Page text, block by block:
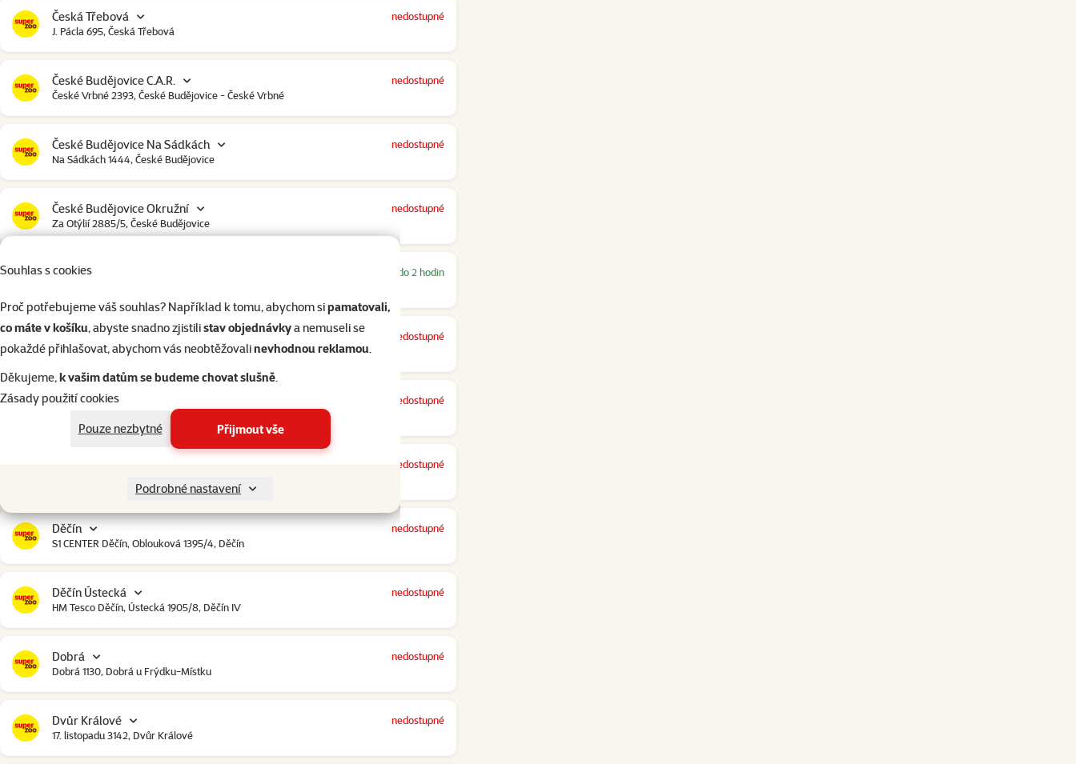
Souhlas s cookies
Proč potřebujeme váš souhlas? Například k tomu, abychom sipamatovali,
co máte v košíku, abyste snadno zjistilistav objednávkya nemuseli se
pokaždé přihlašovat, abychom vás neobtěžovalinevhodnou reklamou.
Děkujeme,k vašim datům se budeme chovat slušně.
Zásady použití cookies
Pouze nezbytné
Přijmout vše
Podrobné nastavení
Česká Třebová
J. Pácla 695, Česká Třebová
nedostupné
České Budějovice C.A.R.
České Vrbné 2393, České Budějovice - České Vrbné
nedostupné
České Budějovice Na Sádkách
Na Sádkách 1444, České Budějovice
nedostupné
České Budějovice Okružní
Za Otýlií 2885/5, České Budějovice
nedostupné
České Budějovice Strakonická do 2 hodin
Český Krumlov
Urbinská 238, Český Krumlov
nedostupné
Čestlice
Čestlice komerční zóna, U Makra 123, Čestlice
nedostupné
nedostupné
Děčín
S1 CENTER Děčín, Oblouková 1395/4, Děčín
nedostupné
Děčín Ústecká
HM Tesco Děčín, Ústecká 1905/8, Děčín IV
nedostupné
Dobrá
Dobrá 1130, Dobrá u Frýdku-Místku
nedostupné
Dvůr Králové
17. listopadu 3142, Dvůr Králové
nedostupné